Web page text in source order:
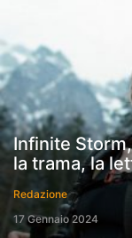
Infinite
la trama, la
Redazione
17 Gennaio 2024